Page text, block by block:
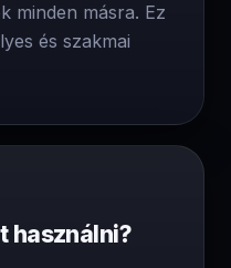
minden másra. Ez
és szakmai
használni?